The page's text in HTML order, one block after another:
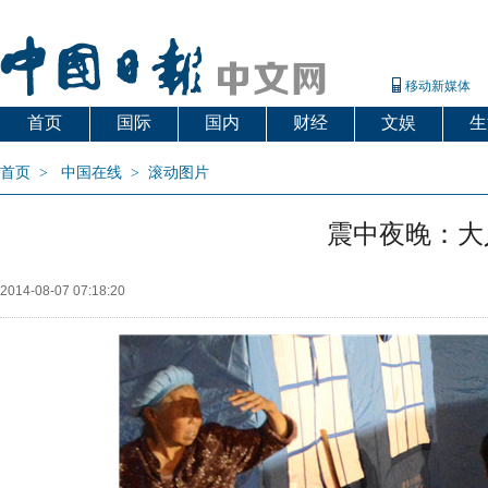
移动新媒体
首页 国际 国内 财经 文娱
首页 > 中国在线 > 滚动图片
震中夜晚：
2014-08-07 07:18:20